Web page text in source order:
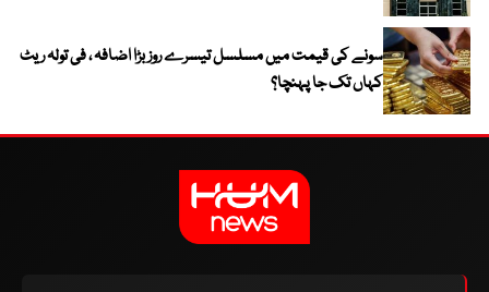
سونے کی قیمت میں مسلسل تیسرے روز بڑا اضافہ ، فی تولہ ریٹ
کہاں تک جا پہنچا؟